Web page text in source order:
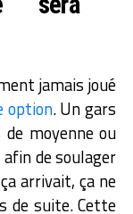
jamais joué
option. Un gars
moyenne ou
de soulager
arrivait, ça ne
de suite. Cette